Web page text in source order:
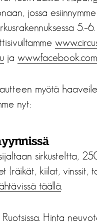
jossa esiinnymme
ja
myötä
nyt:
sirkusteltta,
(räikät, kiilat, vinssit,
täällä
Hinta